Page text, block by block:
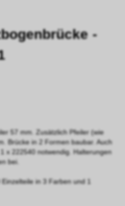
-
57 mm. Zusätzlich Pfeiler (wie
Brücke in 2 Formen baubar. Auch
x 222540 notwendig. Halterungen
bei.
Einzelteile in 3 Farben und 1